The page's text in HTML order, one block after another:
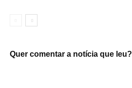
Quer comentar a notícia que leu?